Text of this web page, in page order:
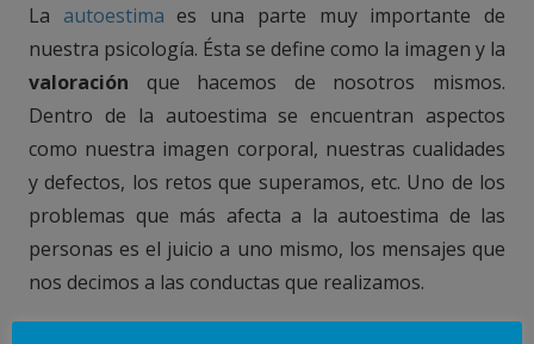
La autoestima es una parte muy importante de
nuestra psicología. Ésta se define como la imagen y la
valoración que hacemos de nosotros mismos.
Dentro de la autoestima se encuentran aspectos
como nuestra imagen corporal, nuestras cualidades
y defectos, los retos que superamos, etc. Uno de los
problemas que más afecta a la autoestima de las
personas es el juicio a uno mismo, los mensajes que
nos decimos a las conductas que realizamos.